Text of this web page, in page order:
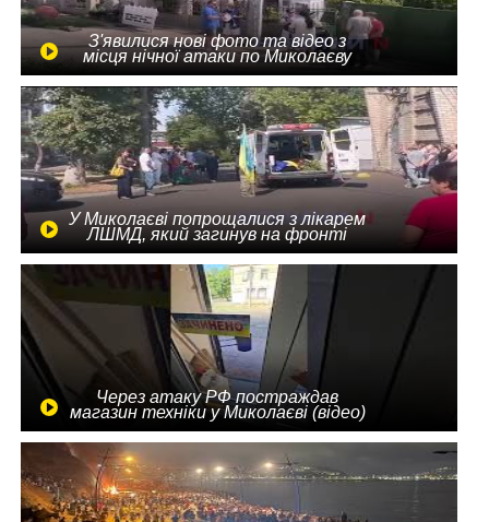
З'явилися нові фото та відео з
місця нічної атаки по Миколаєву
У Миколаєві попрощалися з лікарем
ЛШМД, який загинув на фронті
Через атаку РФ постраждав
магазин техніки у Миколаєві (відео)